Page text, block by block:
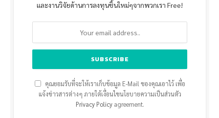
และงานวิจัยด้านการลงทุนชิ้นใหม่ๆจากพวกเรา Free!
คุณยอมรับที่จะให้เราเก็บข้อมูล E-Mail ของคุณเอาไว้ เพื่อ
แจ้งข่าวสารต่างๆ ภายใต้เงื่อนไขนโยบายความเป็นส่วนตัว
Privacy Policyagreement.